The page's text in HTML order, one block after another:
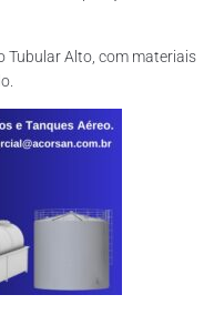
Tubular Alto, com materiais